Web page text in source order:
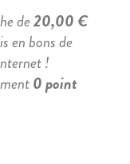
de20,00 €
en bons de
!
0 point